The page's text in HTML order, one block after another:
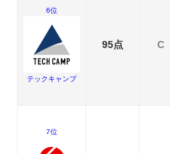
6位
テックキャンプ
95点 C
7位